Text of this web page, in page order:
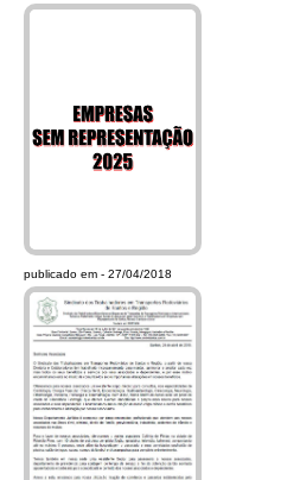
publicado em - 27/04/2018